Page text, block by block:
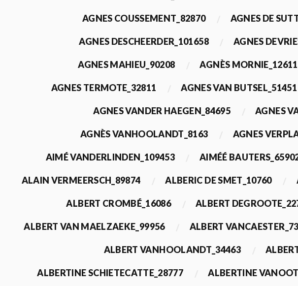
AGNES COUSSEMENT_82870 AGNES DE
AGNES DESCHEERDER_101658 AGNES
AGNES MAHIEU_90208 AGNÈS
AGNES TERMOTE_32811 AGNES VAN BUTSEL_51451
AGNES VANDER HAEGEN_84695 AGNES
AGNÈS VANHOOLANDT_8163 AGNES
AIMÉ VANDERLINDEN_109453 AIMÉÉ
ALAIN VERMEERSCH_89874 ALBERIC DE SMET_10760
ALBERT CROMBÉ_16086 ALBERT
ALBERT VAN MAELZAEKE_99956 ALBERT
ALBERT VANHOOLANDT_34463
ALBERTINE SCHIETECATTE_28777 ALBERTINE